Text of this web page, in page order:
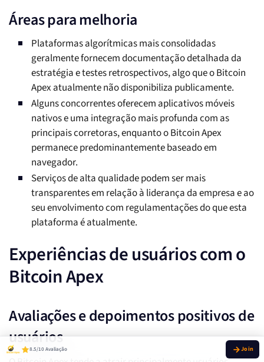
Áreas para melhoria
Plataformas algorítmicas mais consolidadas
geralmente fornecem documentação detalhada da
estratégia e testes retrospectivos, algo que o Bitcoin
Apex atualmente não disponibiliza publicamente.
Alguns concorrentes oferecem aplicativos móveis
nativos e uma integração mais profunda com as
principais corretoras, enquanto o Bitcoin Apex
permanece predominantemente baseado em
navegador.
Serviços de alta qualidade podem ser mais
transparentes em relação à liderança da empresa e ao
seu envolvimento com regulamentações do que esta
plataforma é atualmente.
Experiências de usuários com o
Bitcoin Apex
Avaliações e depoimentos positivos de
usuários
8.5/10 Avaliação